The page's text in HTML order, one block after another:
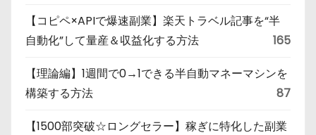
【コピペ×APIで爆速副業】楽天トラベル記事を“半
自動化”して量産＆収益化する方法
165
【理論編】1週間で0→1できる半自動マネーマシンを
構築する方法
87
【1500部突破☆ロングセラー】稼ぎに特化した副業